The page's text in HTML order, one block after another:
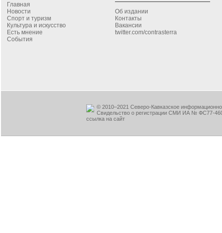
Главная
Новости
Спорт и туризм
Культура и искусство
Есть мнение
События
Об издании
Контакты
Вакансии
twitter.com/contrasterra
© 2010–2021 Северо-Кавказское
Свидельство о регистрации СМИ ИА № ФС77-
ссылка на сайт